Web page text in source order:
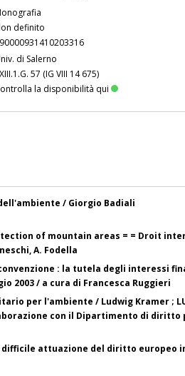
definito
di Salerno
57 (IG VIII 14 675)
la disponibilità qui
/ Giorgio Badiali
of mountain areas = = Droit
A. Fodella
: la tutela degli interessi
2003 / a cura di Francesca Ruggieri
per l'ambiente / Ludwig Kramer ;
con il Dipartimento di diritto
attuazione del diritto europeo